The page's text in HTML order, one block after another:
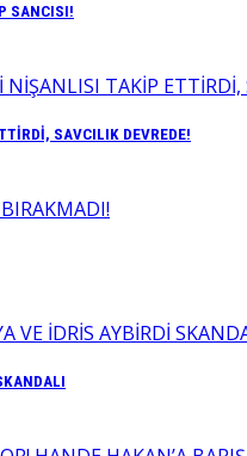
SANCISI!
SAVCILIK DEVREDE!